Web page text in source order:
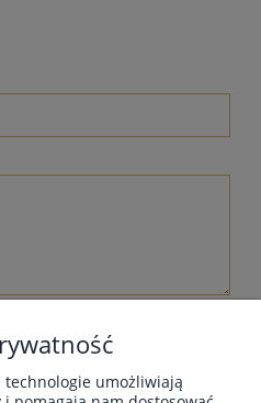
technologie umożliwiają